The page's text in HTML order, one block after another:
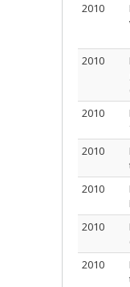
2010
2010
2010
2010
2010
2010
2010